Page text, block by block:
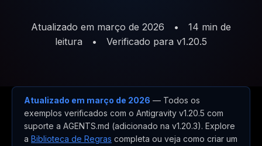
Atualizado em março de 2026 •
14 min de
leitura
• Verificado para v1.20.5
Atualizado em março de 2026 — Todos os
exemplos verificados com o Antigravity v1.20.5 com
suporte a AGENTS.md (adicionado na v1.20.3). Explore
a Biblioteca de Regras completa ou veja como criar um